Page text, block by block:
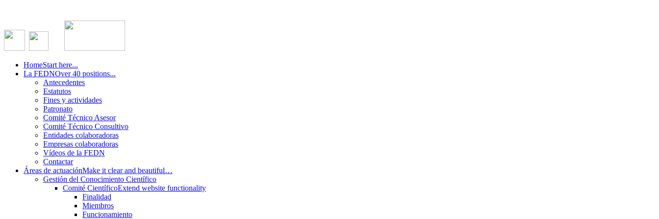
HomeStart here...
La FEDNOver 40 positions...
Antecedentes
Estatutos
Fines y actividades
Patronato
Comité Técnico Asesor
Comité Técnico Consultivo
Entidades colaboradoras
Empresas colaboradoras
Vídeos de la FEDN
Contactar
Áreas de actuaciónMake it clear and beautiful…
Gestión del Conocimiento Científico
Comité CientíficoExtend website functionality
Finalidad
Miembros
Funcionamiento